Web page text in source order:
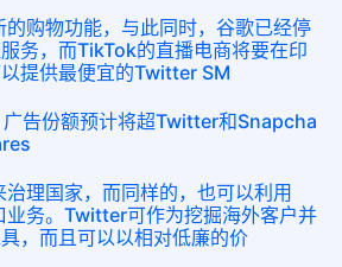
购物功能，与此同时，谷歌已经停
务，而TikTok的直播电商将要在印
提供最便宜的Twitter SM
告份额预计将超Twitter和Snapcha
理国家，而同样的，也可以利用
务。Twitter可作为挖掘海外客户并
，而且可以以相对低廉的价